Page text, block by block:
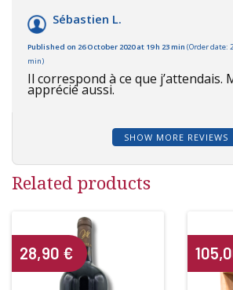
Sébastien L.
Published on 26 October 2020 at 19 h 23 min (Order date:
min)
Il correspond à ce que j’attendais.
apprécié aussi.
SHOW MORE REVIEWS
Related products
28,90 €